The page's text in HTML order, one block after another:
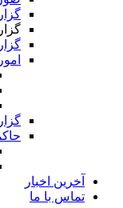
آخرین اخبار
تماس با ما